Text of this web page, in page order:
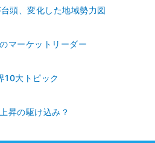
頭、変化した地域勢力図
マーケットリーダー
10大トピック
昇の駆け込み？